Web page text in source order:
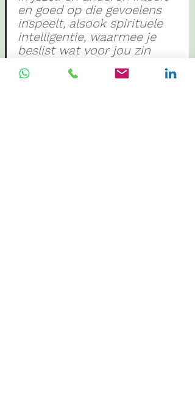
en goed op die gevoelens
inspeelt, alsook spirituele
intelligentie, waarmee je
beslist wat voor jou zin
Te vaak hangen onze keuzes
enkel